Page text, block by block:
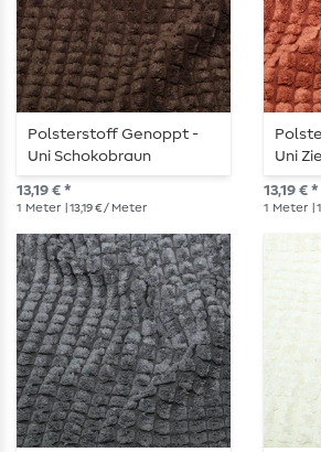
Polsterstoff Genoppt -
Uni Schokobraun
13,19 € *
1 Meter | 13,19 € / Meter
Uni
13,19 € *
1 Meter |